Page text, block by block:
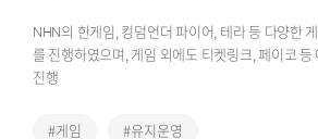
NHN의 한게임, 킹덤언더 파이어, 테라 등 다양한
를 진행하였으며, 게임 외에도 티켓링크, 페이코
진행
#게임 #유지운영